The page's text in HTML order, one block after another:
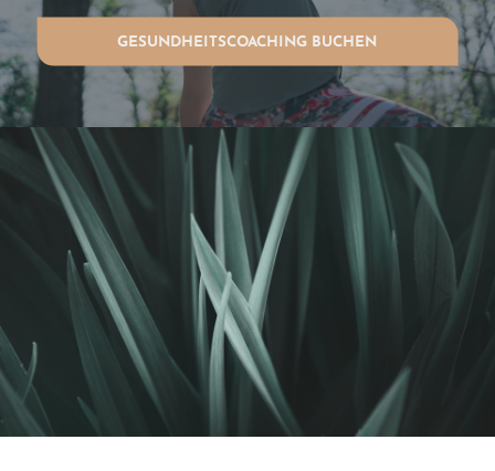
GESUNDHEITSCOACHING BUCHEN